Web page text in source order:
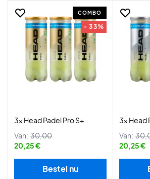
COMBO
- 33%
3x Head Padel Pro S+
Van: 30,00
20,25 €
Bestel nu
3x Head
Van:
20,25 €